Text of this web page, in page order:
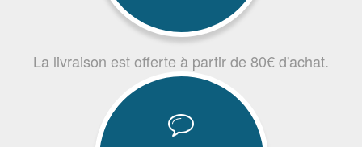
La livraison est offerte à partir de 80€ d'achat.